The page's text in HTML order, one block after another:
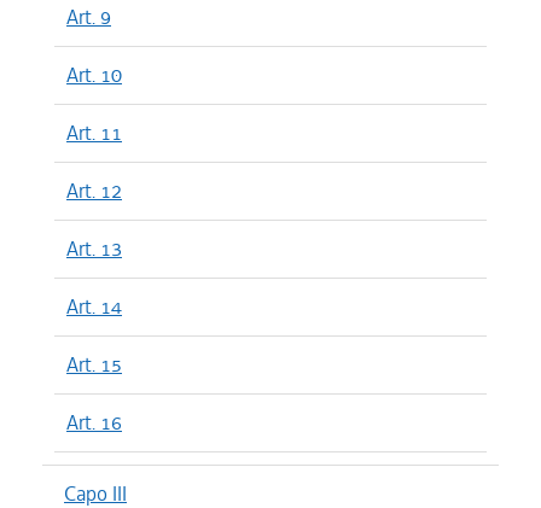
Art. 9
Art. 10
Art. 11
Art. 12
Art. 13
Art. 14
Art. 15
Art. 16
Capo III